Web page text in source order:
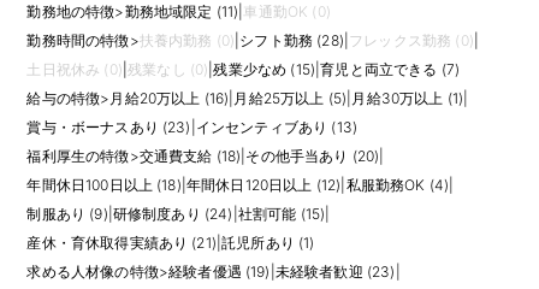
勤務地の特徴>勤務地域限定 (11) 車通勤OK (0)
勤務時間の特徴>扶養内勤務 (0) シフト勤務 (28) フレックス勤務 (0)
土日祝休み (0) |残業なし (0) |残業少なめ (15) |育児と両立できる (7)
給与の特徴> 月給20万以上 (16) 月給25万以上 (5) 月給30万以上 (1)
賞与・ボーナスあり (23) インセンティブあり (13)
福利厚生の特徴>交通費支給 (18) その他手当あり (20)
年間休日100日以上 (18) 年間休日120日以上 (12) 私服勤務OK (4)
制服あり (9) 研修制度あり (24) 社割可能 (15)
産休・育休取得実績あり (21) |託児所あり (1)
求める人材像の特徴>経験者優遇 (19) 未経験者歓迎 (23)